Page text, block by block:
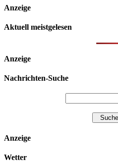
Anzeige
Aktuell meistgelesen
Anzeige
Nachrichten-Suche
Anzeige
Wetter